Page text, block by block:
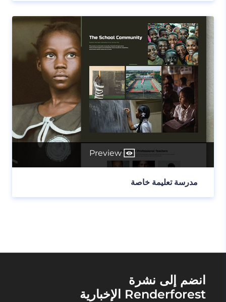
Preview
مدرسة تعليمة خاصة
انضم إلى نشرة
Renderforest الإخبارية